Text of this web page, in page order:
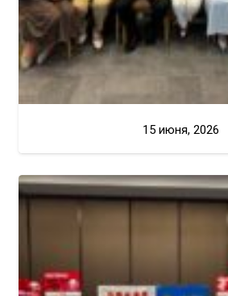
15 июня, 2026